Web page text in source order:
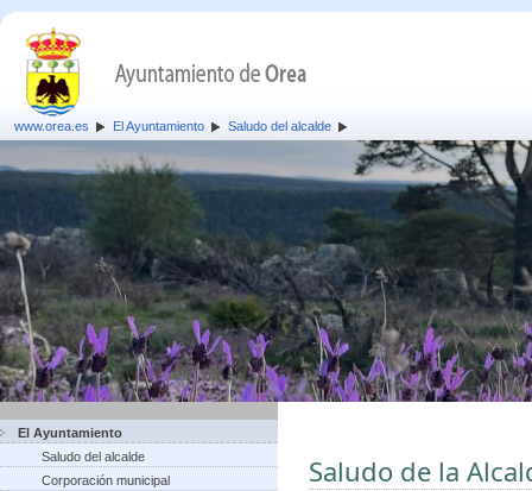
www.orea.es El Ayuntamiento Saludo del alcalde
El Ayuntamiento
Saludo del alcalde
Corporación municipal
Saludo de la